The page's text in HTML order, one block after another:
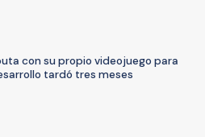
con su propio videojuego para
tardó tres meses